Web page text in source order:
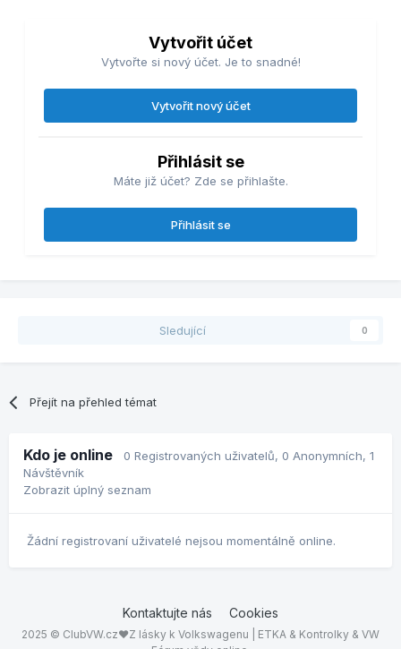
Vytvořit účet
Vytvořte si nový účet. Je to snadné!
Vytvořit nový účet
Přihlásit se
Máte již účet? Zde se přihlašte.
Přihlásit se
Sledující 0
Přejít na přehled témat
Kdo je online 0 Registrovaných uživatelů, 0 Anonymních, 1
Návštěvník
Zobrazit úplný seznam
Žádní registrovaní uživatelé nejsou momentálně online.
Kontaktujte nás Cookies
2025 © ClubVW.cz❤Z lásky k Volkswagenu | ETKA & Kontrolky & VW